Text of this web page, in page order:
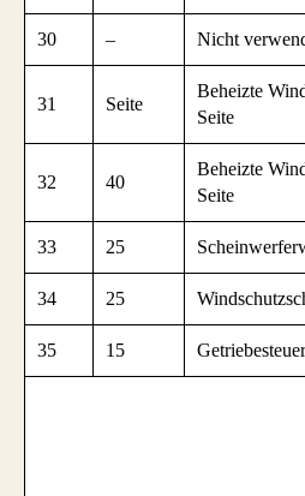
30 – Nicht
31 Seite
Beheizte
Seite
32 40
Beheizte
Seite
33 25
34 25
35 15